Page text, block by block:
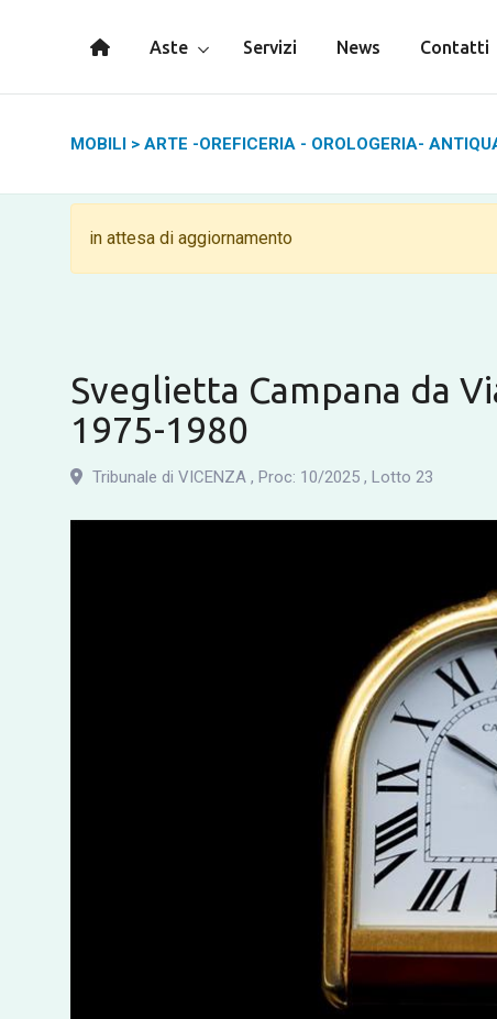
Aste Servizi News Contatti
MOBILI > ARTE -OREFICERIA - OROLOGERIA-
in attesa di aggiornamento
Sveglietta Campana da
1975-1980
Tribunale di VICENZA , Proc: 10/2025 , Lotto 23